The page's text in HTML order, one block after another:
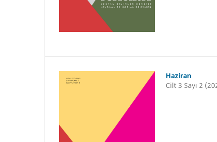
Haziran
Cilt 3 Sayı 2